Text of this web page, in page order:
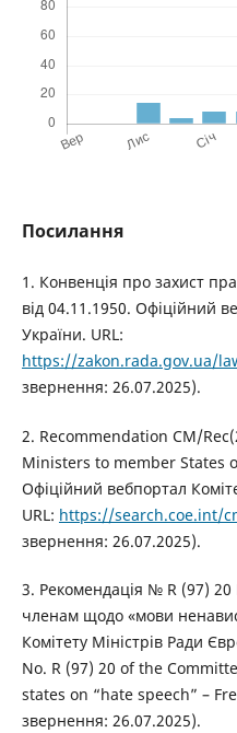
Посилання
1. Конвенція про захист
від 04.11.1950. Офіційний
України. URL:
https://zakon.rada.gov.ua/
звернення: 26.07.2025).
2. Recommendation CM/
Ministers to member States
Офіційний вебпортал
URL: https://search.coe.int/
звернення: 26.07.2025).
3. Рекомендація № R (97) 20
членам щодо «мови
Комітету Міністрів Ради
No. R (97) 20 of the
states on “hate speech” –
звернення: 26.07.2025).